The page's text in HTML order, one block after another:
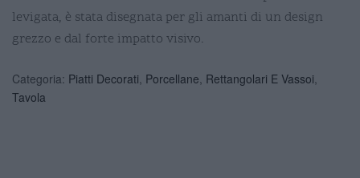
levigata, è stata disegnata per gli amanti di un design
grezzo e dal forte impatto visivo.
Categoria: Piatti Decorati Porcellane Rettangolari E Vassoi
Tavola